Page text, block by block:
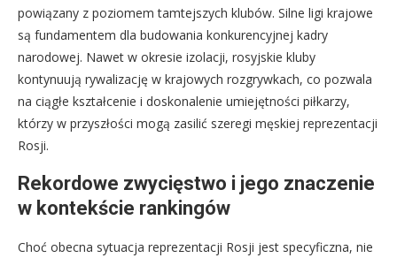
powiązany z poziomem tamtejszych klubów. Silne ligi krajowe
są fundamentem dla budowania konkurencyjnej kadry
narodowej. Nawet w okresie izolacji, rosyjskie kluby
kontynuują rywalizację w krajowych rozgrywkach, co pozwala
na ciągłe kształcenie i doskonalenie umiejętności piłkarzy,
którzy w przyszłości mogą zasilić szeregi męskiej reprezentacji
Rosji.
Rekordowe zwycięstwo i jego znaczenie
w kontekście rankingów
Choć obecna sytuacja reprezentacji Rosji jest specyficzna, nie